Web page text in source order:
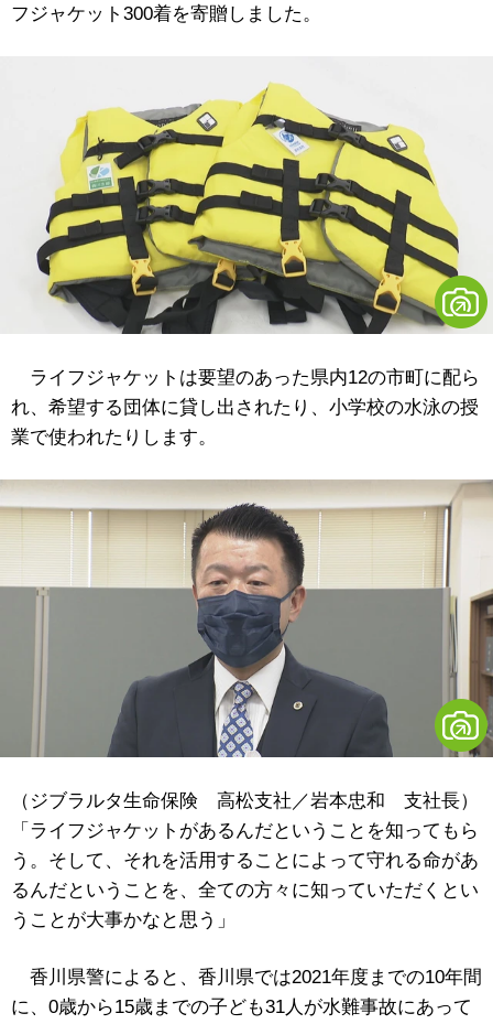
フジャケット300着を寄贈しました。
ライフジャケットは要望のあった県内12の市町に配ら
れ、希望する団体に貸し出されたり、小学校の水泳の授
業で使われたりします。
（ジブラルタ生命保険 高松支社／岩本忠和 支社長）
「ライフジャケットがあるんだということを知ってもら
う。そして、それを活用することによって守れる命があ
るんだということを、全ての方々に知っていただくとい
うことが大事かなと思う」
香川県警によると、香川県では2021年度までの10年間
に、0歳から15歳までの子ども31人が水難事故にあって